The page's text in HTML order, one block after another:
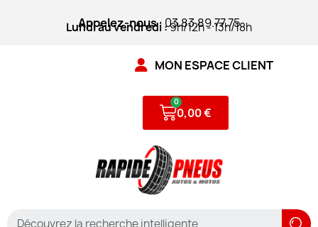
Appelez-nous: 03.83.89.77.75
Lundi au vendredi :9h/12h - 13h/18h
MON ESPACE CLIENT
0,00 €